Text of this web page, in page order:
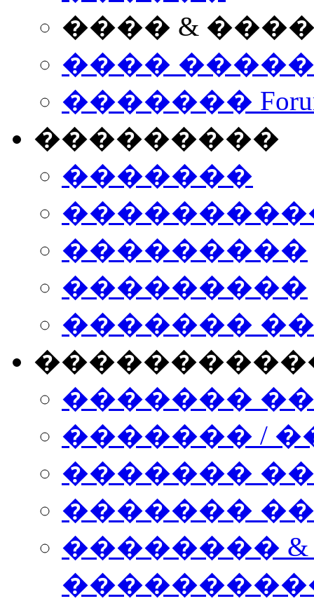
���� &
����
�������
���������
�������
���������
���������
�������
�������
������� /
�������
������� ���
��������